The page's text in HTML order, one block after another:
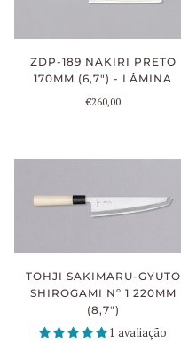
ZDP-189 NAKIRI PRETO
170MM (6,7") - LÂMINA
€260,00
TOHJI SAKIMARU-GYUTO
SHIROGAMI Nº 1 220MM
(8,7")
1 avaliação